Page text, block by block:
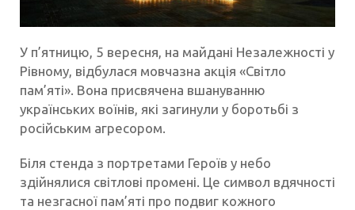
У п’ятницю, 5 вересня, на майдані Незалежності у
Рівному, відбулася мовчазна акція «Світло
пам’яті». Вона присвячена вшануванню
українських воїнів, які загинули у боротьбі з
російським агресором.
Біля стенда з портретами Героїв у небо
здійнялися світлові промені. Це символ вдячності
та незгасної пам’яті про подвиг кожного